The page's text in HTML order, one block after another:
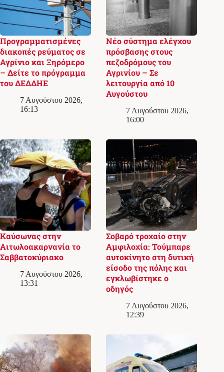
Προγραμματισμένες
διακοπές ρεύματος σε
Αγρίνιο και Ξηρόμερο
– Δείτε το πρόγραμμα
του ΔΕΔΔΗΕ
7 Αυγούστου 2026,
16:13
Νέο σύστημα ελέγχου
πρόσβασης στους
πεζοδρόμους του
Αγρινίου – Σε
λειτουργία από 10
Αυγούστου
7 Αυγούστου 2026,
16:00
Καύσωνας στην
Αιτωλοακαρνανία το
Σαββατοκύριακο
7 Αυγούστου 2026,
13:31
Σοβαρό τροχαίο στην
Αμφιλοχία: Τούμπαρε
αυτοκίνητο στη δυτική
είσοδο της πόλης και
εγκλωβίστηκε ο
οδηγός
7 Αυγούστου 2026,
12:39